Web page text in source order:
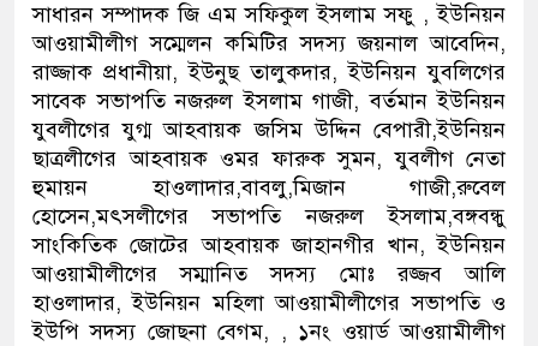
সাধারন সম্পাদক জি এম সফিকুল ইসলাম সফু , ইউনিয়ন
আওয়ামীলীগ সম্মেলন কমিটির সদস্য জয়নাল আবেদিন,
রাজ্জাক প্রধানীয়া, ইউনুছ তালুকদার, ইউনিয়ন যুবলিগের
সাবেক সভাপতি নজরুল ইসলাম গাজী, বর্তমান ইউনিয়ন
যুবলীগের যুগ্ম আহবায়ক জসিম উদ্দিন বেপারী,ইউনিয়ন
ছাত্রলীগের আহবায়ক ওমর ফারুক সুমন, যুবলীগ নেতা
হুমায়ন হাওলাদার,বাবলু,মিজান গাজী,রুবেল
হোসেন,মৎসলীগের সভাপতি নজরুল ইসলাম,বঙ্গবন্ধু
সাংকিতিক জোটের আহবায়ক জাহানগীর খান, ইউনিয়ন
আওয়ামীলীগের সম্মানিত সদস্য মোঃ রজ্জব আলি
হাওলাদার, ইউনিয়ন মহিলা আওয়ামীলীগের সভাপতি ও
ইউপি সদস্য জোছনা বেগম, , ১নং ওয়ার্ড আওয়ামীলীগ